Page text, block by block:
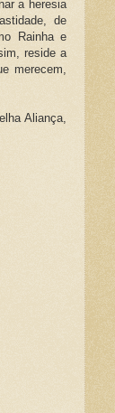
a heresia
de
Rainha e
reside a
merecem,
Aliança,